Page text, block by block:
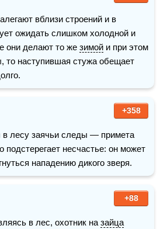
вблизи строений и в
ожидать слишком холодной и
они делают то же зимой и при этом
то наступившая стужа обещает
+358
в лесу заячьи следы — примета
подстерегает несчастье: он может
нападению дикого зверя.
+88
в лес, охотник на зайца